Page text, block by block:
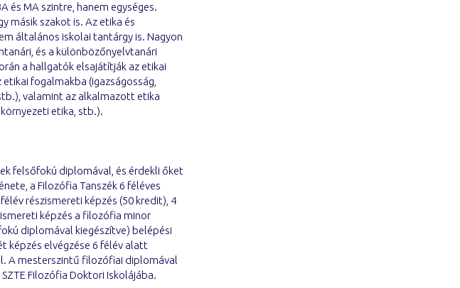
és MA szintre, hanem egységes.
másik szakot is. Az etika és
általános iskolai tantárgy is. Nagyon
és a különbözőnyelvtanári
a hallgatók elsajátítják az etikai
fogalmakba (igazságosság,
valamint az alkalmazott etika
etika, stb.).
felsőfokú diplomával, és érdekli őket
a Filozófia Tanszék 6 féléves
részismereti képzés (50 kredit), 4
képzés a filozófia minor
diplomával kiegészítve) belépési
képzés elvégzése 6 félév alatt
A mesterszintű filozófiai diplomával
Filozófia Doktori Iskolájába.